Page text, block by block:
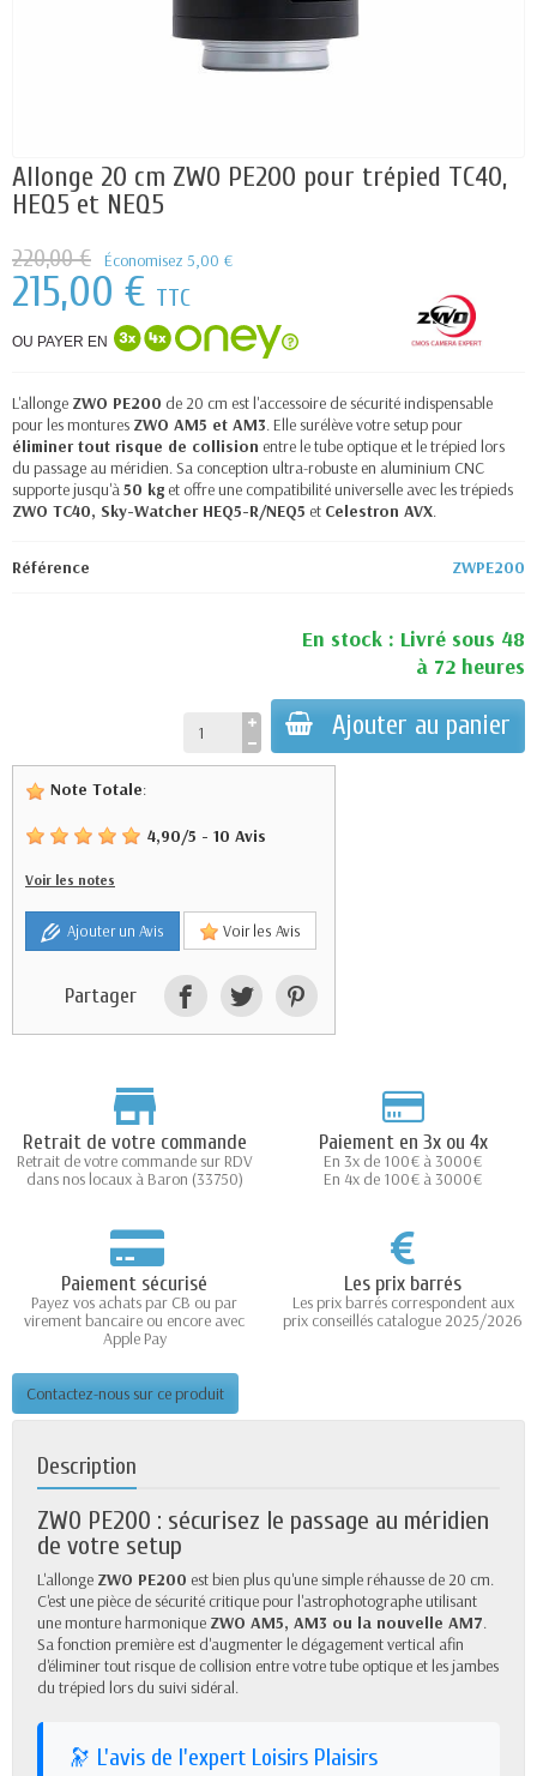
Allonge 20 cm ZWO PE200 pour trépied TC40,
HEQ5 et NEQ5
220,00 € Économisez 5,00 €
215,00 € TTC
OU PAYER EN
L'allonge ZWO PE200 de 20 cm est l'accessoire de sécurité indispensable
pour les montures ZWO AM5 et AM3. Elle surélève votre setup pour
éliminer tout risque de collision entre le tube optique et le trépied lors
du passage au méridien. Sa conception ultra-robuste en aluminium CNC
supporte jusqu'à50 kg et offre une compatibilité universelle avec les trépieds
ZWO TC40, Sky-Watcher HEQ5-R/NEQ5 et Celestron AVX.
Référence ZWPE200
En stock : Livré sous 48
à 72 heures
Ajouter au panier
Note Totale:
4,90/5 - 10 Avis
Voir les notes
Ajouter un Avis Voir les Avis
Partager
Retrait de votre commande
Retrait de votre commande sur RDV
dans nos locaux à Baron (33750)
Paiement en 3x ou 4x
En 3x de 100€ à 3000€
En 4x de 100€ à 3000€
Paiement sécurisé
Payez vos achats par CB ou par
virement bancaire ou encore avec
Apple Pay
Les prix barrés
Les prix barrés correspondent aux
prix conseillés catalogue 2025/2026
Contactez-nous sur ce produit
Description
ZWO PE200 : sécurisez le passage au méridien
de votre setup
L'allonge ZWO PE200 est bien plus qu'une simple réhausse de 20 cm.
C'est une pièce de sécurité critique pour l'astrophotographe utilisant
une monture harmonique ZWO AM5, AM3 ou la nouvelle AM7.
Sa fonction première est d'augmenter le dégagement vertical afin
d'éliminer tout risque de collision entre votre tube optique et les jambes
du trépied lors du suivi sidéral.
🔭 L'avis de l'expert Loisirs Plaisirs